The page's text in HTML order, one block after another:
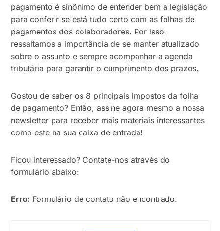
pagamento é sinônimo de entender bem a legislação
para conferir se está tudo certo com as folhas de
pagamentos dos colaboradores. Por isso,
ressaltamos a importância de se manter atualizado
sobre o assunto e sempre acompanhar a agenda
tributária para garantir o cumprimento dos prazos.
Gostou de saber os 8 principais impostos da folha
de pagamento? Então, assine agora mesmo a nossa
newsletter para receber mais materiais interessantes
como este na sua caixa de entrada!
Ficou interessado? Contate-nos através do
formulário abaixo:
Erro: Formulário de contato não encontrado.